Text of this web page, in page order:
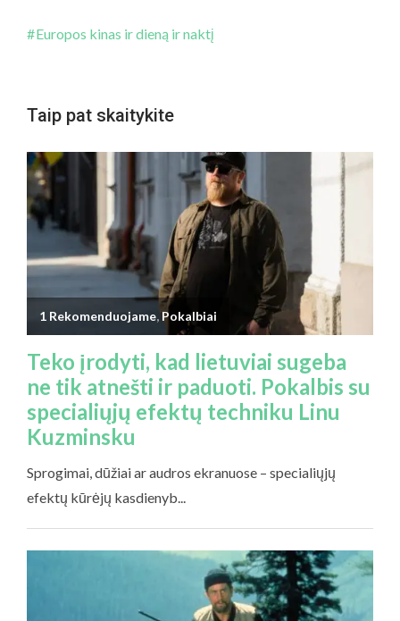
Europos kinas ir dieną ir naktį
Taip pat skaitykite